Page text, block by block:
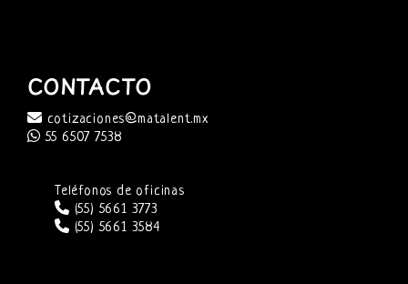
CONTACTO
cotizaciones@matalent.mx
55 6507 7538
Teléfonos de oficinas
(55) 5661 3773
(55) 5661 3584